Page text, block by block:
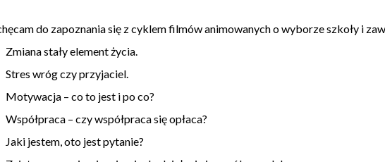
do zapoznania się z cyklem filmów animowanych o wyborze szkoły i
stały element życia.
wróg czy przyjaciel.
– co to jest i po co?
– czy współpraca się opłaca?
jestem, oto jest pytanie?